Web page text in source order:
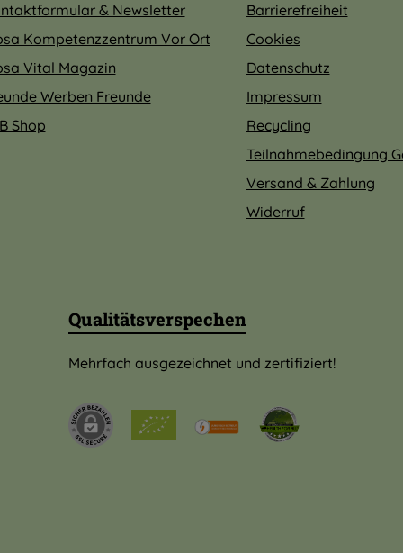
& Newsletter
Kompetenzzentrum Vor Ort
Vital Magazin
Werben Freunde
Shop
Barrierefreiheit
Cookies
Datenschutz
Impressum
Recycling
Teilnahmebedingung
Versand & Zahlung
Widerruf
Qualitätsverspechen
Mehrfach ausgezeichnet und zertifiziert!